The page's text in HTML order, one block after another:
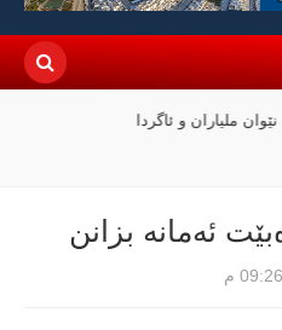
ملیاران و ئاگردا
ئەمانە بزانن